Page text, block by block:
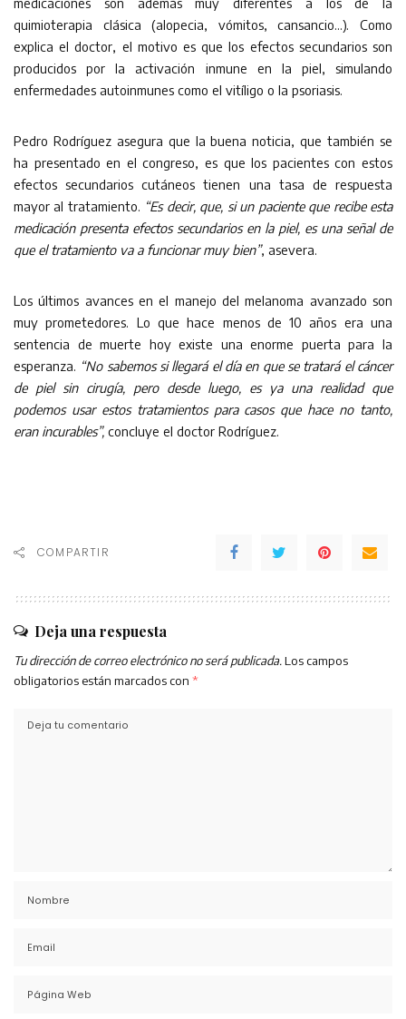
quimioterapia clásica (alopecia, vómitos, cansancio…). Como
explica el doctor, el motivo es que los efectos secundarios son
producidos por la activación inmune en la piel, simulando
enfermedades autoinmunes como el vitíligo o la psoriasis.
Pedro Rodríguez asegura que la buena noticia, que también se
ha presentado en el congreso, es que los pacientes con estos
efectos secundarios cutáneos tienen una tasa de respuesta
mayor al tratamiento. “Es decir, que, si un paciente que recibe esta
medicación presenta efectos secundarios en la piel, es una señal de
que el tratamiento va a funcionar muy bien”, asevera.
Los últimos avances en el manejo del melanoma avanzado son
muy prometedores. Lo que hace menos de 10 años era una
sentencia de muerte hoy existe una enorme puerta para la
esperanza. “No sabemos si llegará el día en que se tratará el cáncer
de piel sin cirugía, pero desde luego, es ya una realidad que
podemos usar estos tratamientos para casos que hace no tanto,
eran incurables”, concluye el doctor Rodríguez.
COMPARTIR
Deja una respuesta
Tu dirección de correo electrónico no será publicada. Los campos
obligatorios están marcados con *